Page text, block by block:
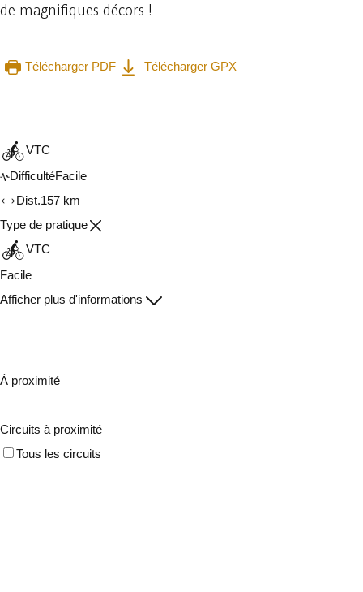
de magnifiques décors !
Télécharger PDF
Télécharger GPX
VTC
DifficultéFacile
Dist.157 km
Type de pratique
VTC
Facile
Afficher plus d'informations
À proximité
Circuits à proximité
Tous les circuits